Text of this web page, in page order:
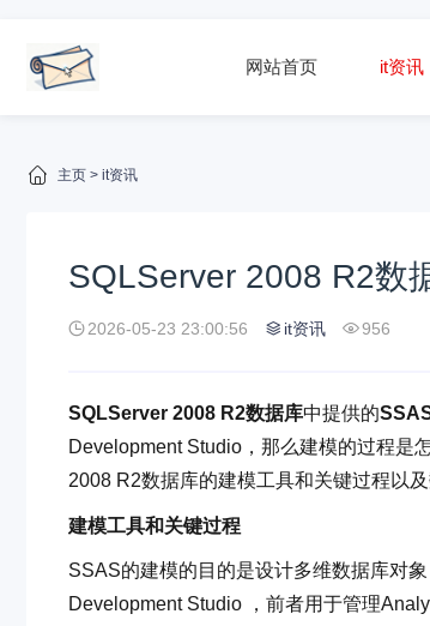
网站首页 it资讯
主页 > it资讯
SQLServer 2008 R2数
2026-05-23 23:00:56 it资讯 956
SQLServer 2008 R2数据库中提供的
Development Studio，那么建模的过程是
2008 R2数据库的建模工具和关键过程以
建模工具和关键过程
SSAS的建模的目的是设计多维数据库对
Development Studio ，前者用于管理